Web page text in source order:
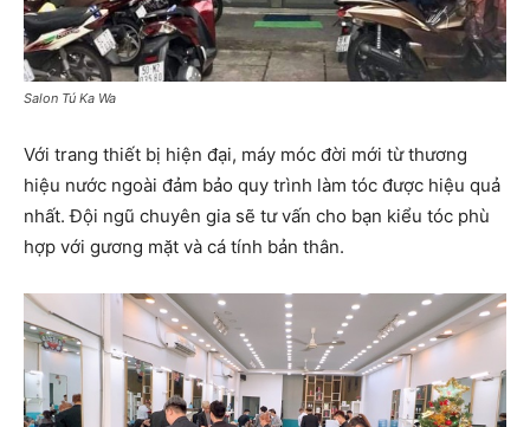
Salon Tú Ka Wa
Với trang thiết bị hiện đại, máy móc đời mới từ thương
hiệu nước ngoài đảm bảo quy trình làm tóc được hiệu quả
nhất. Đội ngũ chuyên gia sẽ tư vấn cho bạn kiểu tóc phù
hợp với gương mặt và cá tính bản thân.